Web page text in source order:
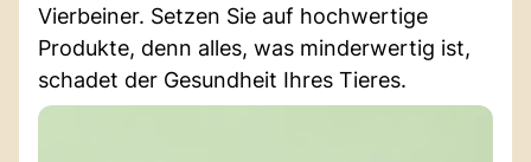
Vierbeiner. Setzen Sie auf hochwertige
Produkte, denn alles, was minderwertig ist,
schadet der Gesundheit Ihres Tieres.